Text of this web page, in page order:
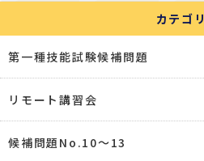
カテゴリ
第一種技能試験候補問題
リモート講習会
候補問題No.10〜13